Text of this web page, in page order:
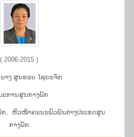
( 2006-2015 )
າງ ສູນ​ທອນ ໄຊ​ຍະ​ຈັກ
ະ​ການ​ສູນ​ກາງ​ພັກ
ກ, ຫົວ​ໜ້າ​ຄະ​ນະ​ພົວ​ພັນ​ຕ່າງ​ປະ​ເທດສູນ​
ກາງ​ພັກ